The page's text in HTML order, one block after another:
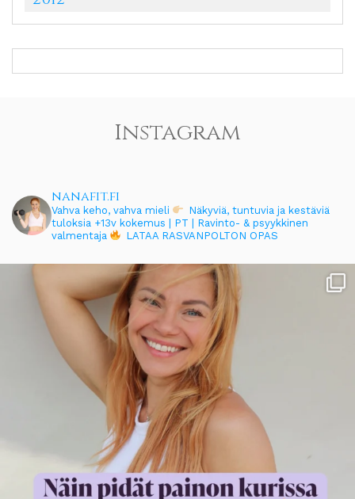
Instagram
nanafit.fi
Vahva keho, vahva mieli
Näkyviä, tuntuvia ja kestäviä
tuloksia +13v kokemus | PT | Ravinto- & psyykkinen
valmentaja
LATAA RASVANPOLTON OPAS